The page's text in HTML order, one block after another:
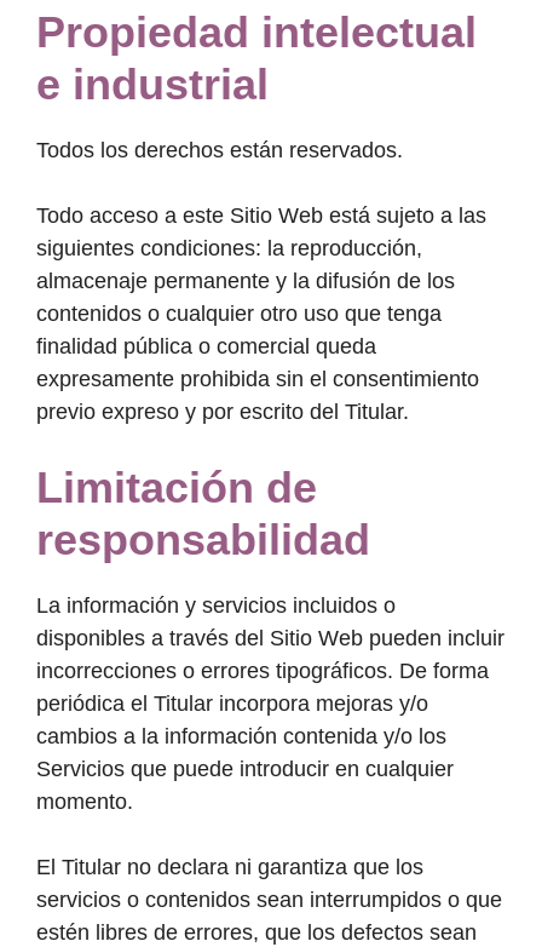
Propiedad intelectual
e industrial
Todos los derechos están reservados.
Todo acceso a este Sitio Web está sujeto a las
siguientes condiciones: la reproducción,
almacenaje permanente y la difusión de los
contenidos o cualquier otro uso que tenga
finalidad pública o comercial queda
expresamente prohibida sin el consentimiento
previo expreso y por escrito del Titular.
Limitación de
responsabilidad
La información y servicios incluidos o
disponibles a través del Sitio Web pueden incluir
incorrecciones o errores tipográficos. De forma
periódica el Titular incorpora mejoras y/o
cambios a la información contenida y/o los
Servicios que puede introducir en cualquier
momento.
El Titular no declara ni garantiza que los
servicios o contenidos sean interrumpidos o que
estén libres de errores, que los defectos sean